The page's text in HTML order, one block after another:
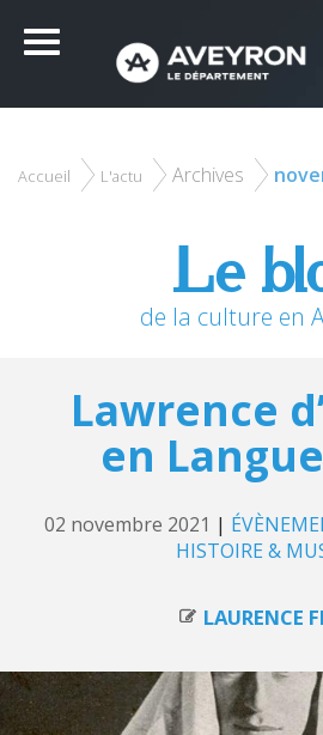
Menu
Accueil L'actu Archives
Le
de la culture en
Lawrence
en
02 novembre 2021 |
HISTOIRE &
LAURENCE
ceux que vous souhaitez activer
Tout accepter Tout refuser